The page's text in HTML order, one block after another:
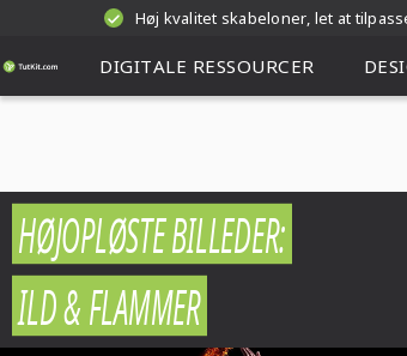
Høj kvalitet skabeloner, let at
DIGITALE RESSOURCER
HØJOPLØSTE BILLEDER:
ILD & FLAMMER